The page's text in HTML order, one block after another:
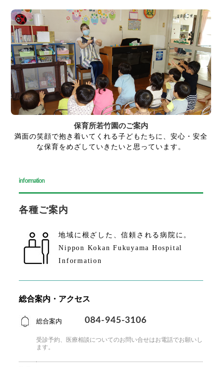
保育所若竹園のご案内
満面の笑顔で抱き着いてくれる子どもたちに、安心・安全
な保育をめざしていきたいと思っています。
information
各種ご案内
地域に根ざした、信頼される病院に。
Nippon Kokan Fukuyama Hospital
Information
総合案内・アクセス
総合案内 084-945-3106
受診予約、医療相談についてのお問い合せはお電話でお願いし
ます。